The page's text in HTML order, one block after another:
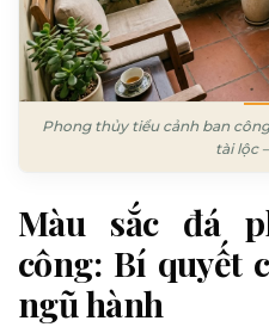
Phong thủy tiểu cảnh ban
tài lộc
Màu sắc đá
công: Bí quyết
ngũ hành